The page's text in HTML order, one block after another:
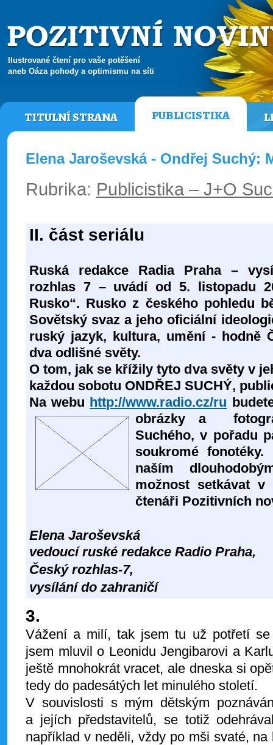
Ilustrované čtení pro vaše potěšení
aneb Oáza pohody a optimismu na síti
TITULNÍ STRANA PUBLICISTIKA
Elena Jaroševská - Ondřej Suchý:
Rubrika: Publicistika – J+O
II. část seriálu
Ruská redakce Radia Praha–
rozhlas 7 – uvádí od 5. listopadu
Rusko“. Rusko z českého pohledu
Sovětský svaz a jeho oficiální
ruský jazyk, kultura, umění - hodně
dva odlišné světy.
O tom, jak se křížily tyto dva světy v
každou sobotu ONDŘEJ SUCHÝ,
Na webu http://www.radio.cz/ru
obrázky a
Suchého, v pořadu
soukromé
naším
možnost setkávat
čtenáři Pozitivních
Elena Jaroševská
vedoucí ruské redakce Radio Praha,
Český rozhlas-7,
vysílání do zahraničí
3.
Vážení a milí, tak jsem tu už potřetí se
jsem mluvil o Leonidu Jengibarovi a
ještě mnohokrát vracet, ale dneska si
tedy do padesátých let minulého století.
V souvislosti s mým dětským
a jejích představitelů, se totiž
například v neděli, vždy po mši svaté,